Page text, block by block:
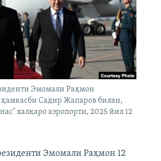
Эмомали Раҳмон
Садир Жапаров билан,
халқаро аэропорти, 2025 йил 12
Эмомали Раҳмон 12